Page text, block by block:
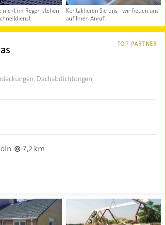
nicht im Regen stehen
Kontaktieren Sie uns - wir freuen uns
auf Ihren Anruf
TOP PARTNER
Dachabdichtungen,
7,2 km